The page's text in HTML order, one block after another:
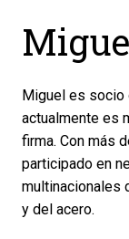
Miguel es socio
actualmente es
firma. Con más
participado en
multinacionales
y del acero.